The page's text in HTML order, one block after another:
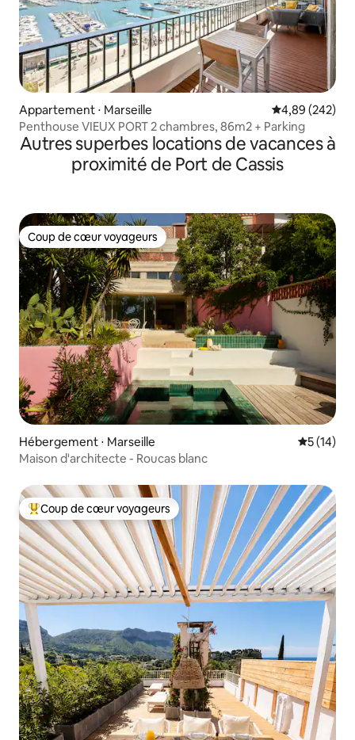
Appartement ⋅ Marseille Évaluation
4,89 (242)
Penthouse VIEUX PORT 2 chambres, 86m2 + Parking
Autres superbes locations de vacances à
proximité de Port de Cassis
Coup de cœur voyageurs
Coup de cœur voyageurs
Hébergement ⋅ Marseille
5 (14)
Maison d'architecte - Roucas blanc
Coups de cœur voyageurs les plus appréciés
Coup de cœur voyageurs